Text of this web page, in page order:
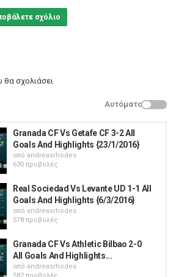
σχόλιο
θα σχολιάσει
Αυτόματο
Granada CF Vs Getafe CF 3-2 All
Goals And Highlights {23/1/2016}
από andreasrhodes
630 προβολές
Real Sociedad Vs Levante UD 1-1 All
Goals And Highlights {6/3/2016}
από andreasrhodes
578 προβολές
Granada CF Vs Athletic Bilbao 2-0
All Goals And Highlights...
από andreasrhodes
582 προβολές